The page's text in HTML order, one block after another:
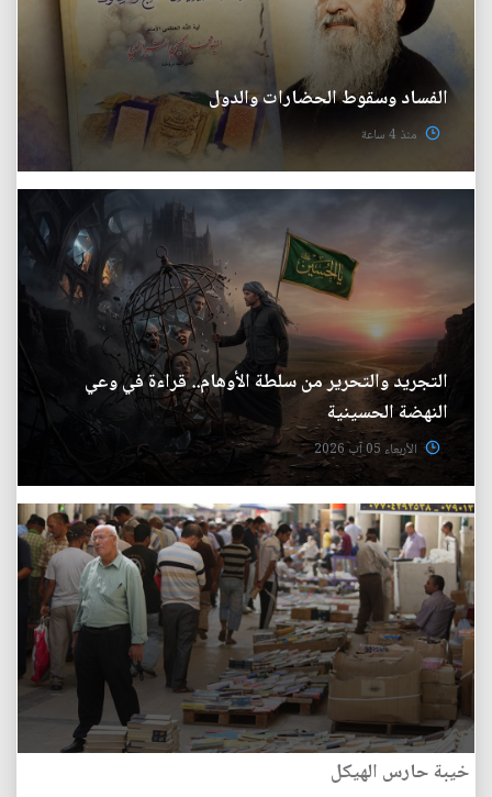
الفساد وسقوط الحضارات والدول
منذ 4 ساعة
التجريد والتحرير من سلطة الأوهام.. قراءة في وعي
النهضة الحسينية
الأربعاء 05 آب 2026
خيبة حارس الهيكل